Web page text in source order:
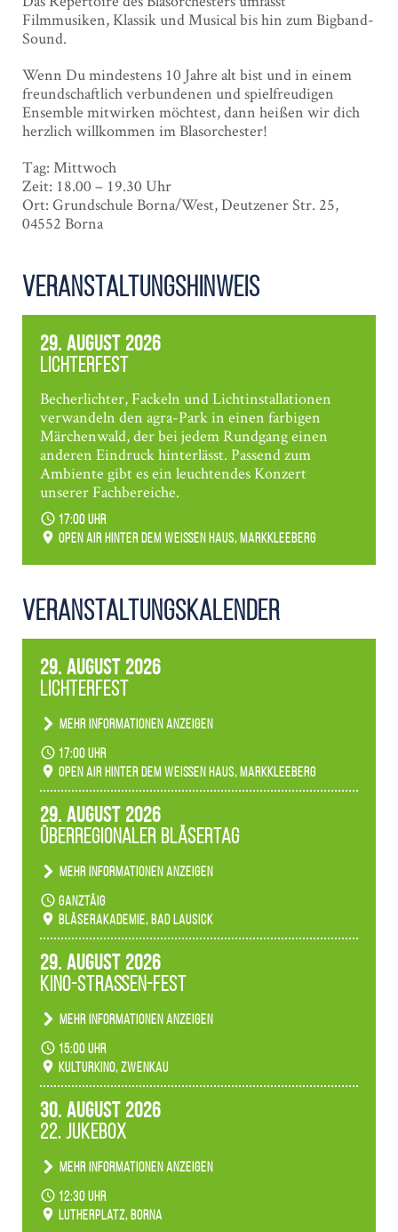
Filmmusiken, Klassik und Musical bis hin zum Bigband-
Sound.
Wenn Du mindestens 10 Jahre alt bist und in einem
freundschaftlich verbundenen und spielfreudigen
Ensemble mitwirken möchtest, dann heißen wir dich
herzlich willkommen im Blasorchester!
Tag: Mittwoch
Zeit: 18.00 – 19.30 Uhr
Ort: Grundschule Borna/West, Deutzener Str. 25,
04552 Borna
Veranstaltungshinweis
29. August 2026
Lichterfest
Becherlichter, Fackeln und Lichtinstallationen
verwandeln den agra-Park in einen farbigen
Märchenwald, der bei jedem Rundgang einen
anderen Eindruck hinterlässt. Passend zum
Ambiente gibt es ein leuchtendes Konzert
unserer Fachbereiche.
17:00 Uhr
Open Air hinter dem weißen Haus, Markkleeberg
Veranstaltungs­kalender
29. August 2026
Lichterfest
Mehr Informationen anzeigen
Becherlichter, Fackeln und Lichtinstallationen
verwandeln den agra-Park in einen farbigen
Märchenwald, der bei jedem Rundgang einen
Ambiente gibt es ein leuchtendes Konzert
unserer Fachbereiche.
17:00 Uhr
Open Air hinter dem weißen Haus, Markkleeberg
29. August 2026
Überregionaler Bläsertag
Mehr Informationen anzeigen
Teilnahme der Bläserklassen.
ganztäig
Bläserakademie, Bad Lausick
29. August 2026
Kino-Straßen-Fest
Mehr Informationen anzeigen
Konzert unserer Zwenkauer Schüler und
Schülerinnen zum Fest des Kulturkinos.
15:00 Uhr
Kulturkino, Zwenkau
30. August 2026
22. Jukebox
Mehr Informationen anzeigen
Anlässlicher der 775-Jahrfeier der Stadt Borna
spielen wir noch einmal unser aktuelles
Jukeboxprogramm zum Stadtfest.
12:30 Uhr
Lutherplatz, Borna